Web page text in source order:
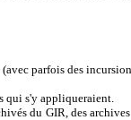
parfois des
qui s'y appliqueraient.
du GIR, des